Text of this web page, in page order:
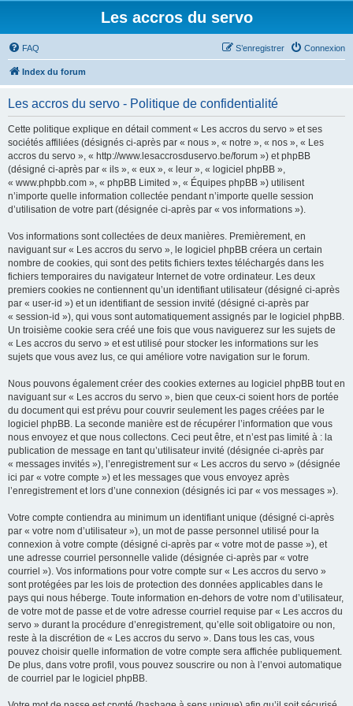
Les accros du servo
FAQ Connexion
S’enregistrer
Index du forum
Les accros du servo - Politique de confidentialité
Cette politique explique en détail comment « Les accros du servo » et ses
sociétés affiliées (désignés ci-après par « nous », « notre », « nos », « Les
accros du servo », « http://www.lesaccrosduservo.be/forum ») et phpBB
(désigné ci-après par « ils », « eux », « leur », « logiciel phpBB »,
« www.phpbb.com », « phpBB Limited », « Équipes phpBB ») utilisent
n’importe quelle information collectée pendant n’importe quelle session
d’utilisation de votre part (désignée ci-après par « vos informations »).
Vos informations sont collectées de deux manières. Premièrement, en
naviguant sur « Les accros du servo », le logiciel phpBB créera un certain
nombre de cookies, qui sont des petits fichiers textes téléchargés dans les
fichiers temporaires du navigateur Internet de votre ordinateur. Les deux
premiers cookies ne contiennent qu’un identifiant utilisateur (désigné ci-après
par « user-id ») et un identifiant de session invité (désigné ci-après par
« session-id »), qui vous sont automatiquement assignés par le logiciel phpBB.
Un troisième cookie sera créé une fois que vous naviguerez sur les sujets de
« Les accros du servo » et est utilisé pour stocker les informations sur les
sujets que vous avez lus, ce qui améliore votre navigation sur le forum.
Nous pouvons également créer des cookies externes au logiciel phpBB tout en
naviguant sur « Les accros du servo », bien que ceux-ci soient hors de portée
du document qui est prévu pour couvrir seulement les pages créées par le
logiciel phpBB. La seconde manière est de récupérer l’information que vous
nous envoyez et que nous collectons. Ceci peut être, et n’est pas limité à : la
publication de message en tant qu’utilisateur invité (désignée ci-après par
« messages invités »), l’enregistrement sur « Les accros du servo » (désignée
ici par « votre compte ») et les messages que vous envoyez après
l’enregistrement et lors d’une connexion (désignés ici par « vos messages »).
Votre compte contiendra au minimum un identifiant unique (désigné ci-après
par « votre nom d’utilisateur »), un mot de passe personnel utilisé pour la
connexion à votre compte (désigné ci-après par « votre mot de passe »), et
une adresse courriel personnelle valide (désignée ci-après par « votre
courriel »). Vos informations pour votre compte sur « Les accros du servo »
sont protégées par les lois de protection des données applicables dans le
pays qui nous héberge. Toute information en-dehors de votre nom d’utilisateur,
de votre mot de passe et de votre adresse courriel requise par « Les accros du
servo » durant la procédure d’enregistrement, qu’elle soit obligatoire ou non,
reste à la discrétion de « Les accros du servo ». Dans tous les cas, vous
pouvez choisir quelle information de votre compte sera affichée publiquement.
De plus, dans votre profil, vous pouvez souscrire ou non à l’envoi automatique
de courriel par le logiciel phpBB.